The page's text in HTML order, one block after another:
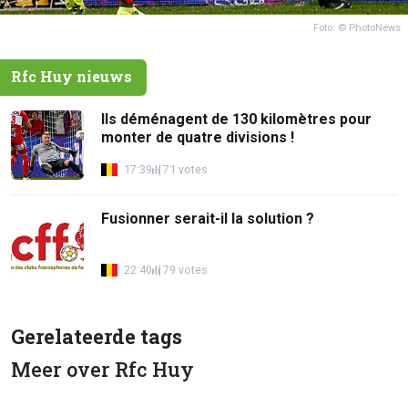
Foto: © PhotoNews
Rfc Huy nieuws
Ils déménagent de 130 kilomètres pour
monter de quatre divisions !
17:39 71 votes
Fusionner serait-il la solution ?
22:40 79 votes
Gerelateerde tags
Meer over Rfc Huy